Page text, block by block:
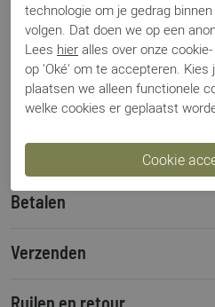
Merk
Paul
Artikelnummer
Los voetbed
Nee
Categorie
Biker
Kleur
Taupe
Materiaal
Lak
Bestelcode
Betalen
Verzenden
technologie om je gedrag
volgen. Dat doen we op een
Lees hier alles over onze
op 'Oké' om te accepteren. Kies
plaatsen we alleen functionele
welke cookies er geplaatst